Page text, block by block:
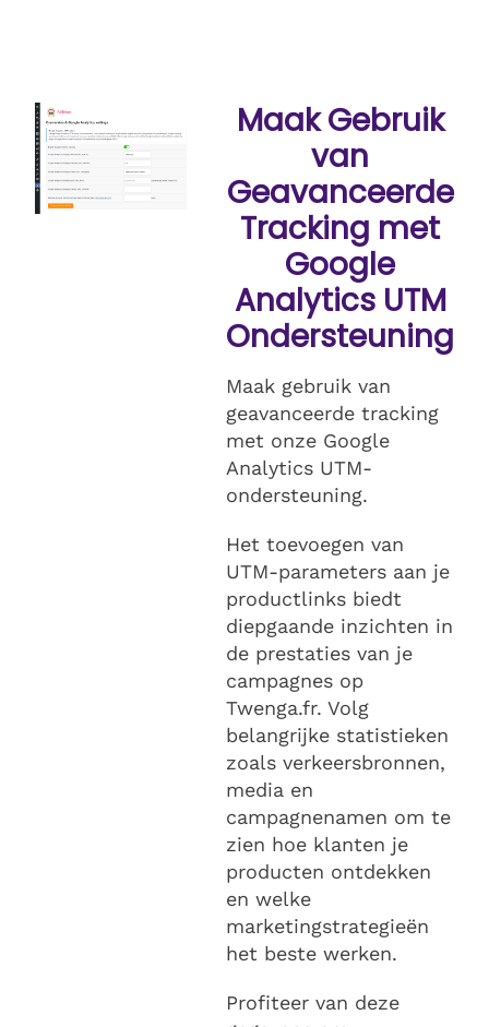
Maak Gebruik
van
Geavanceerde
Tracking met
Google
Analytics UTM
Ondersteuning
Maak gebruik van
geavanceerde tracking
met onze Google
Analytics UTM-
ondersteuning.
Het toevoegen van
UTM-parameters aan je
productlinks biedt
diepgaande inzichten in
de prestaties van je
campagnes op
Twenga.fr. Volg
belangrijke statistieken
zoals verkeersbronnen,
media en
campagnenamen om te
zien hoe klanten je
producten ontdekken
en welke
marketingstrategieën
het beste werken.
Profiteer van deze